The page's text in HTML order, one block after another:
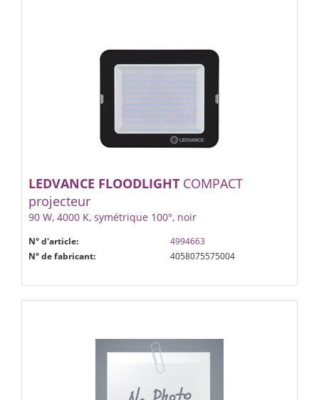
LEDVANCE FLOODLIGHT COMPACT
projecteur
90 W, 4000 K, symétrique 100°, noir
N° d'article:
4994663
N° de fabricant:
4058075575004